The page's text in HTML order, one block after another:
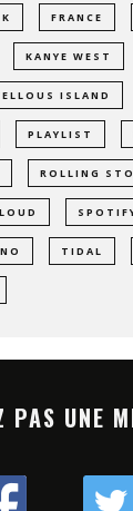
FRANCE
KANYE WEST
ISLAND
PLAYLIST
ROLLING
TIDAL
PAS UNE